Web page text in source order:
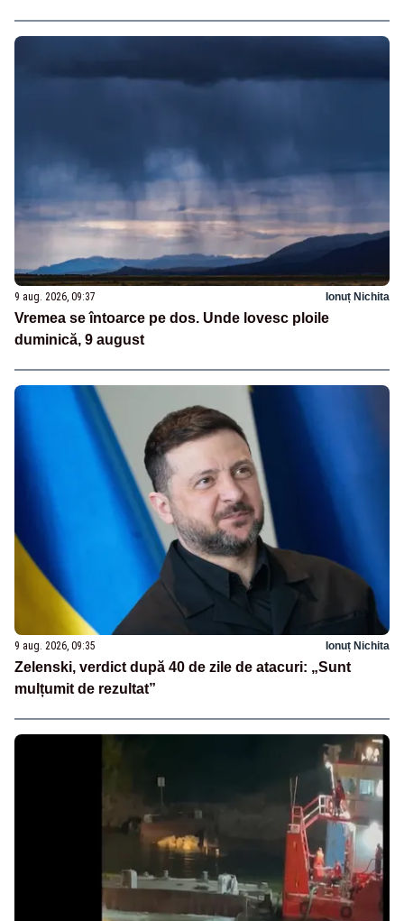
9 aug. 2026, 09:37 Ionuț Nichita
Vremea se întoarce pe dos. Unde lovesc ploile
duminică, 9 august
9 aug. 2026, 09:35 Ionuț Nichita
Zelenski, verdict după 40 de zile de atacuri: „Sunt
mulțumit de rezultat”